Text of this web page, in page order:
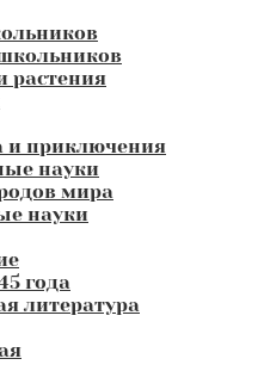
растения
и приключения
науки
мира
науки
года
литература